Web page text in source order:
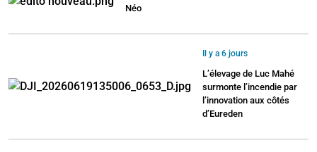
Néo
Il y a 6 jours
L’élevage de Luc Mahé
surmonte l’incendie par
l’innovation aux côtés
d’Eureden